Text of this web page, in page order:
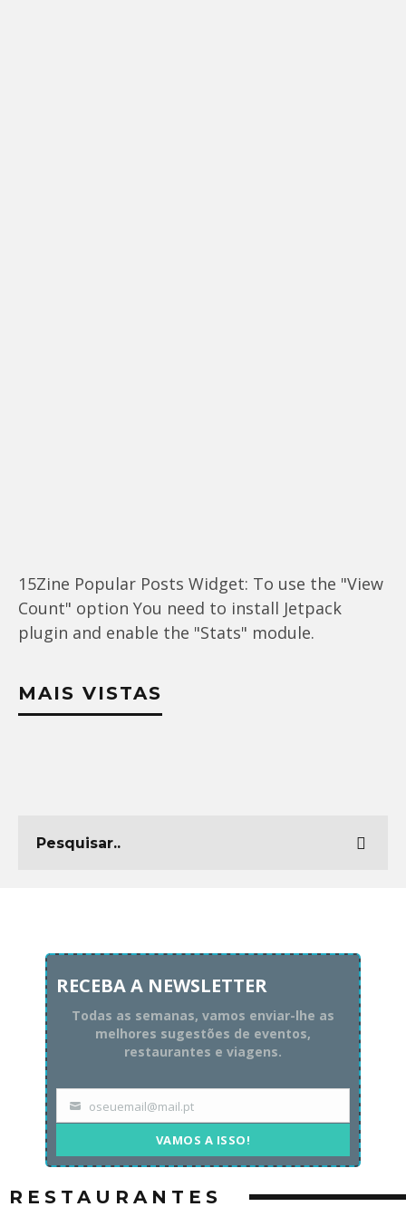
15Zine Popular Posts Widget: To use the "View
Count" option You need to install Jetpack
plugin and enable the "Stats" module.
MAIS VISTAS
RECEBA A NEWSLETTER
Todas as semanas, vamos enviar-lhe as
melhores sugestões de eventos,
restaurantes e viagens.
Youroseuemail@mail.pt
VAMOS A ISSO!
RESTAURANTES